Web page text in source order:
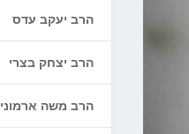
הרב יעקב עדס
הרב יצחק בצרי
הרב משה ארמוני